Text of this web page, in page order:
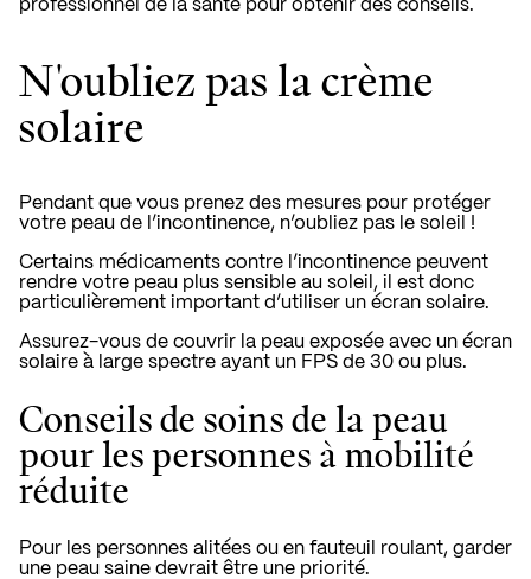
professionnel de la santé pour obtenir des conseils.
N'oubliez pas la crème
solaire
Pendant que vous prenez des mesures pour protéger
votre peau de l’incontinence, n’oubliez pas le soleil !
Certains médicaments contre l’incontinence peuvent
rendre votre peau plus sensible au soleil, il est donc
particulièrement important d’utiliser un écran solaire.
Assurez-vous de couvrir la peau exposée avec un écran
solaire à large spectre ayant un FPS de 30 ou plus.
Conseils de soins de la peau
pour les personnes à mobilité
réduite
Pour les personnes alitées ou en fauteuil roulant, garder
une peau saine devrait être une priorité.